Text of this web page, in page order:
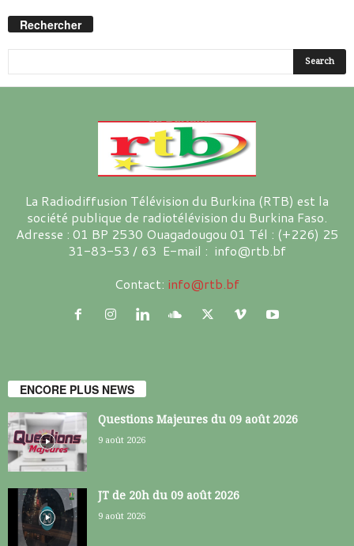
Rechercher
La Radiodiffusion Télévision du Burkina (RTB) est la
société publique de radiotélévision du Burkina Faso.
Adresse : 01 BP 2530 Ouagadougou 01 Tél : (+226) 25
31-83-53 / 63 E-mail : info@rtb.bf
Contact: info@rtb.bf
ENCORE PLUS NEWS
Questions Majeures du 09 août 2026
9 août 2026
JT de 20h du 09 août 2026
9 août 2026